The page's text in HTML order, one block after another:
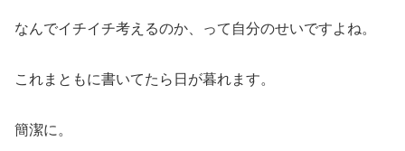
なんでイチイチ考えるのか、って自分のせいですよね。
これまともに書いてたら日が暮れます。
簡潔に。